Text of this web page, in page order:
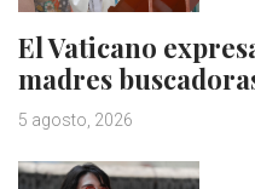
El Vaticano
madres
5 agosto, 2026